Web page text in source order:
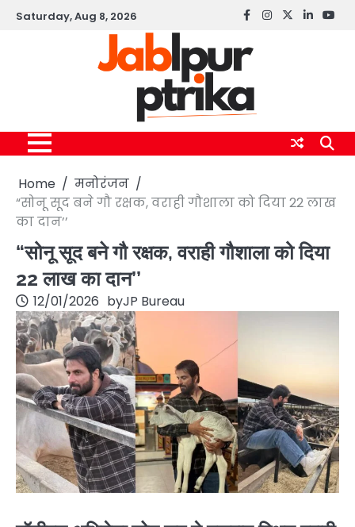
SkipSaturday, Aug 8, 2026 Facebook
instagram
twitterlinkedin
Home
मनोरंजन
“सोनू सूद बने गौ रक्षक, वराही गौशाला को दिया 22 लाख
का दान’’
“सोनू सूद बने गौ रक्षक, वराही गौशाला को दिया
22 लाख का दान’’
12/01/2026 byJP Bureau